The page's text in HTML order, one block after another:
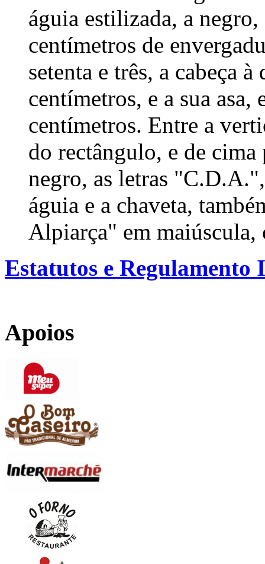
águia estilizada, a
centímetros de
setenta e três, a cabeça
centímetros, e a sua asa,
centímetros. Entre a
do rectângulo, e de
negro, as letras
águia e a chaveta,
Alpiarça" em maiúscula,
Estatutos e Regulamento
Apoios